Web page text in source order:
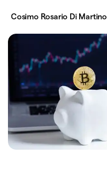
Cosimo Rosario Di Martino